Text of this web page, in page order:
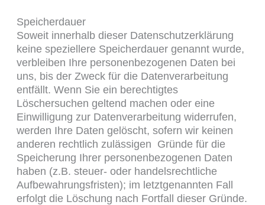
Speicherdauer
Soweit innerhalb dieser Datenschutzerklärung
keine speziellere Speicherdauer genannt wurde,
verbleiben Ihre personenbezogenen Daten bei
uns, bis der Zweck für die Datenverarbeitung
entfällt. Wenn Sie ein berechtigtes
Löschersuchen geltend machen oder eine
Einwilligung zur Datenverarbeitung widerrufen,
werden Ihre Daten gelöscht, sofern wir keinen
anderen rechtlich zulässigen Gründe für die
Speicherung Ihrer personenbezogenen Daten
haben (z.B. steuer- oder handelsrechtliche
Aufbewahrungsfristen); im letztgenannten Fall
erfolgt die Löschung nach Fortfall dieser Gründe.